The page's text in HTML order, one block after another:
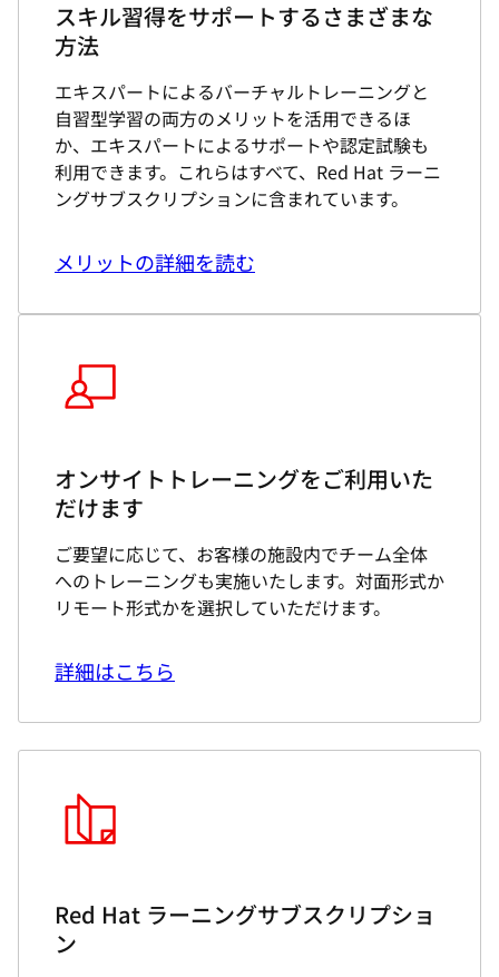
ングサブスクリプションに含まれています。
だけます
ご要望に応じて、お客様の施設内でチーム全体
へのトレーニングも実施いたします。対面形式か
詳細はこちら
Red Hat ラーニングサブスクリプショ
ン
Red Hat 製品に関する包括的なトレーニングと
ラーニングパス、業界で認められた認定、柔軟
詳細はこちら